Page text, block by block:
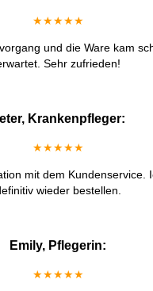
★★★★★
und die Ware kam
Sehr zufrieden!
Krankenpfleger:
★★★★★
mit dem Kundenservice.
wieder bestellen.
Emily, Pflegerin:
★★★★★